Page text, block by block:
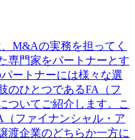
M&Aの実務を担ってく
専門家をパートナーとす
ートナーには様々な選
のひとつであるFA（フ
ついてご紹介します。こ
ファイナンシャル・ア
渡企業のどちらか一方に